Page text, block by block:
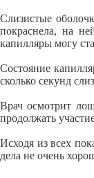
Слизистые
покраснела, на
капилляры могу
Состояние
сколько секунд
Врач осмотрит
продолжать
Исходя из всех
дела не очень